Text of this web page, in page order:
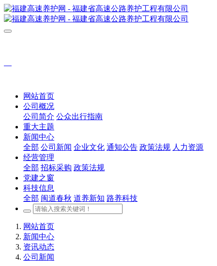
网站首页
公司概况
公司简介 公众出行指南
重大主题
新闻中心
全部 公司新闻 企业文化 通知公告 政策法规 人力资源
经营管理
全部 招标采购 政策法规
党建之窗
科技信息
全部 闽道春秋 道养新知 路养科技
网站首页
新闻中心
资讯动态
公司新闻